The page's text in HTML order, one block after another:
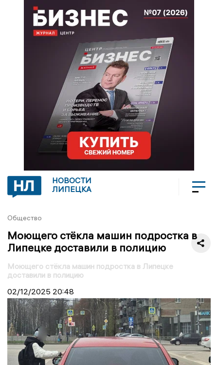
НОВОСТИ
ЛИПЕЦКА
Общество
Моющего стёкла машин подростка в
Липецке доставили в полицию
Моющего стёкла машин подростка в Липецке
доставили в полицию
02/12/2025 20:48